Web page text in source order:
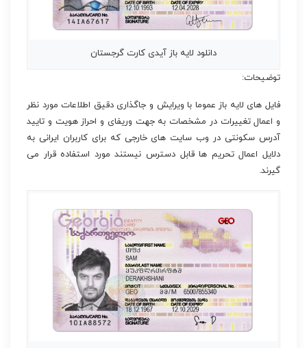
دانلود لایه باز آیدی کارت گرجستان
توضیحات:
فایل های لایه باز عموما با ویرایش و جاگذاری دقیق اطلاعات مورد نظر
و اعمال تغییرات در مشخصات به جهت وریفای و احراز هویت و تایید
آدرس سکونتی در وب سایت های خارجی که برای کاربران ایرانی به
دلایل اعمال تحریم ها قابل دسترس نیستند مورد استفاده قرار می
گیرند.